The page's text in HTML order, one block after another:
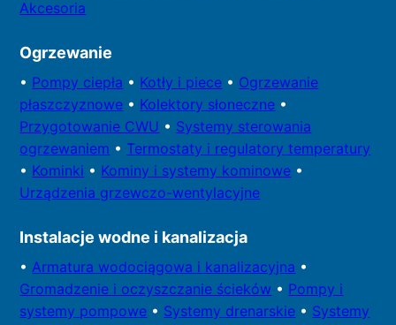
Akcesoria
Ogrzewanie
• Pompy ciepła • Kotły i piece • Ogrzewanie
płaszczyznowe • Kolektory słoneczne •
Przygotowanie CWU • Systemy sterowania
ogrzewaniem • Termostaty i regulatory temperatury
• Kominki • Kominy i systemy kominowe •
Urządzenia grzewczo-wentylacyjne
Instalacje wodne i kanalizacja
• Armatura wodociągowa i kanalizacyjna •
Gromadzenie i oczyszczanie ścieków • Pompy i
systemy pompowe • Systemy drenarskie • Systemy